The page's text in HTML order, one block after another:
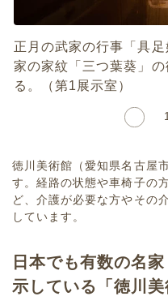
正月の武家の行事「具
家の家紋「三つ葉葵」
る。（第1展示室）
徳川美術館（愛知県名古屋
す。経路の状態や車椅子の
ど、介護が必要な方やその
しています。
日本でも有数の名
示している「徳川美